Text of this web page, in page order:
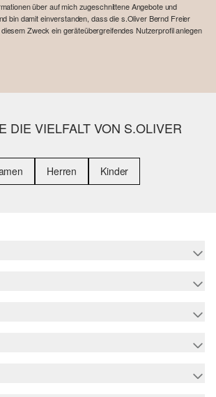
über auf mich zugeschnittene Angebote und
bin damit einverstanden, dass die s.Oliver Bernd Freier
Zweck ein geräteübergreifendes Nutzerprofil anlegen
DIE VIELFALT VON S.OLIVER
Herren Kinder